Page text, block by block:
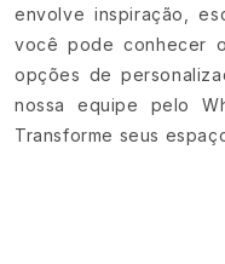
envolve inspiração,
você pode conhecer
opções de
nossa equipe pelo
Transforme seus